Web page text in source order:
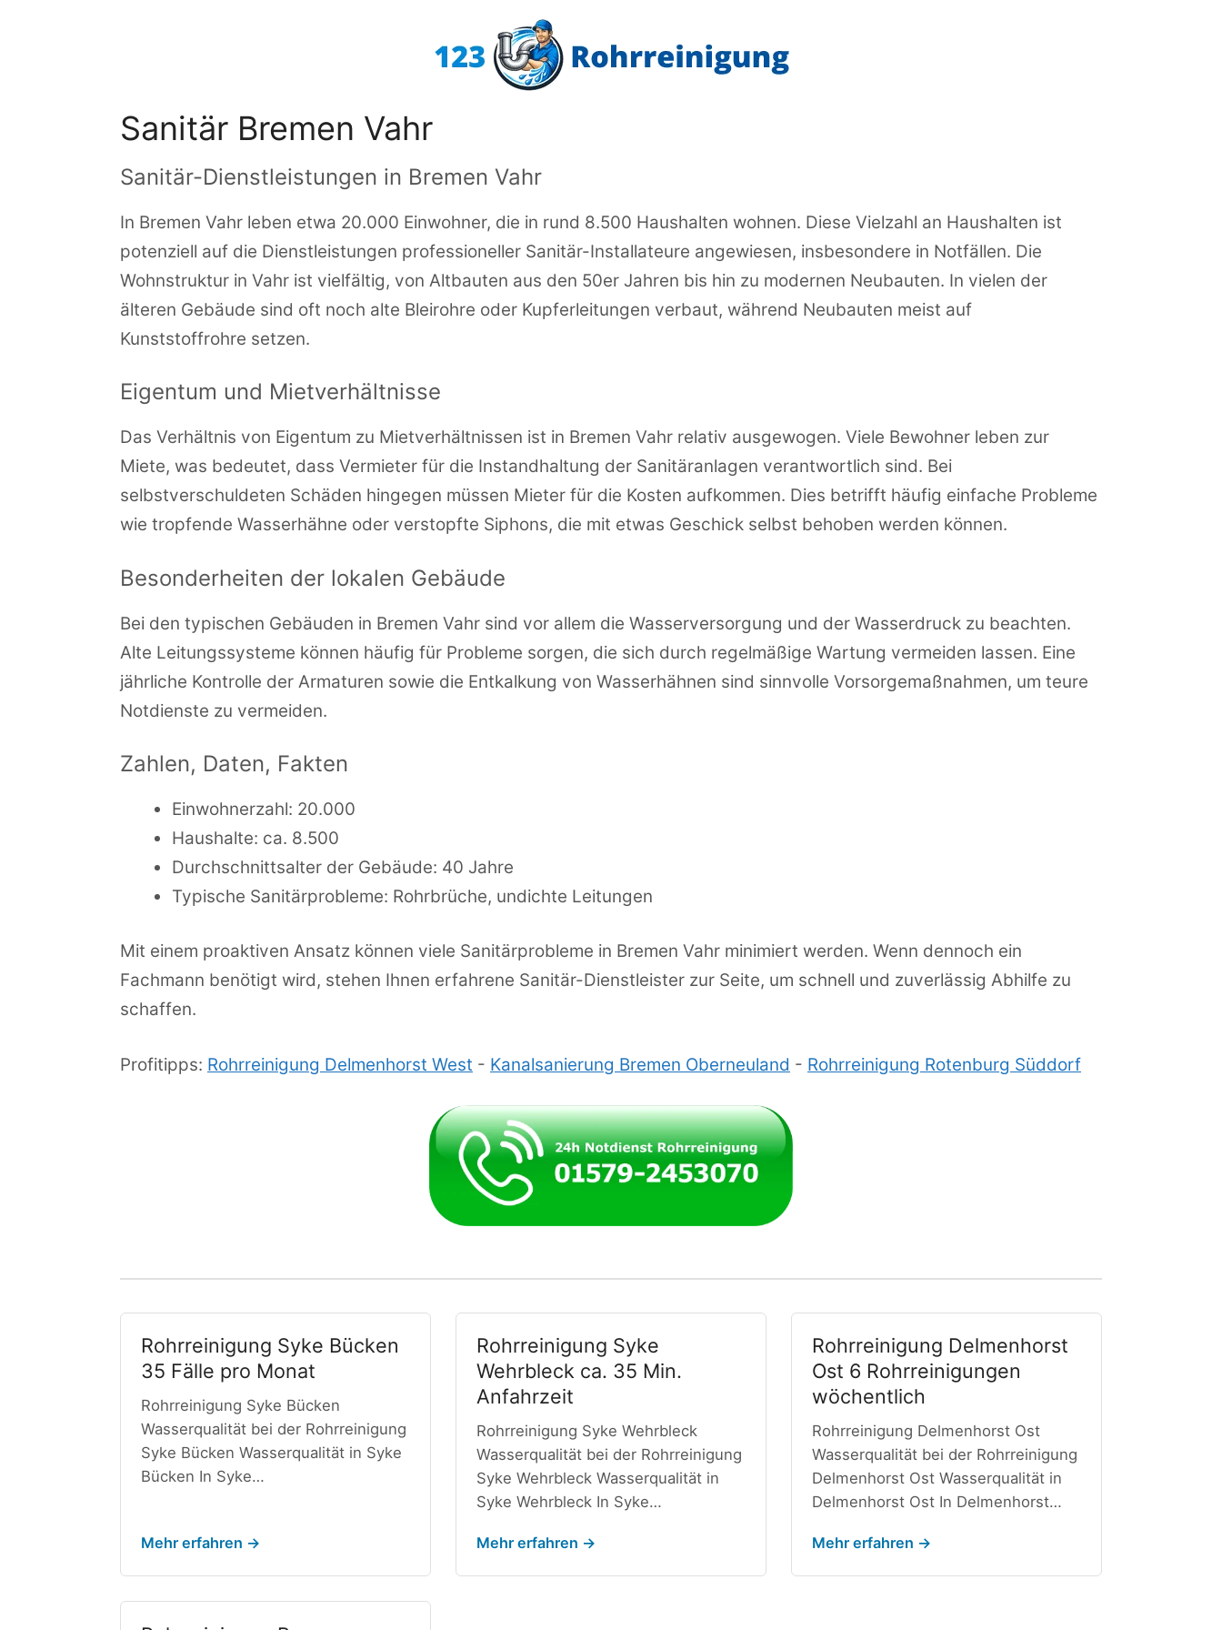
Sanitär Bremen Vahr
Sanitär-Dienstleistungen in Bremen Vahr
In Bremen Vahr leben etwa 20.000 Einwohner, die in rund 8.500 Haushalten wohnen. Diese Vielzahl an Haushalten ist
potenziell auf die Dienstleistungen professioneller Sanitär-Installateure angewiesen, insbesondere in Notfällen. Die
Wohnstruktur in Vahr ist vielfältig, von Altbauten aus den 50er Jahren bis hin zu modernen Neubauten. In vielen der
älteren Gebäude sind oft noch alte Bleirohre oder Kupferleitungen verbaut, während Neubauten meist auf
Kunststoffrohre setzen.
Eigentum und Mietverhältnisse
Das Verhältnis von Eigentum zu Mietverhältnissen ist in Bremen Vahr relativ ausgewogen. Viele Bewohner leben zur
Miete, was bedeutet, dass Vermieter für die Instandhaltung der Sanitäranlagen verantwortlich sind. Bei
selbstverschuldeten Schäden hingegen müssen Mieter für die Kosten aufkommen. Dies betrifft häufig einfache Probleme
wie tropfende Wasserhähne oder verstopfte Siphons, die mit etwas Geschick selbst behoben werden können.
Besonderheiten der lokalen Gebäude
Bei den typischen Gebäuden in Bremen Vahr sind vor allem die Wasserversorgung und der Wasserdruck zu beachten.
Alte Leitungssysteme können häufig für Probleme sorgen, die sich durch regelmäßige Wartung vermeiden lassen. Eine
jährliche Kontrolle der Armaturen sowie die Entkalkung von Wasserhähnen sind sinnvolle Vorsorgemaßnahmen, um teure
Notdienste zu vermeiden.
Zahlen, Daten, Fakten
Einwohnerzahl: 20.000
Haushalte: ca. 8.500
Durchschnittsalter der Gebäude: 40 Jahre
Typische Sanitärprobleme: Rohrbrüche, undichte Leitungen
Mit einem proaktiven Ansatz können viele Sanitärprobleme in Bremen Vahr minimiert werden. Wenn dennoch ein
Fachmann benötigt wird, stehen Ihnen erfahrene Sanitär-Dienstleister zur Seite, um schnell und zuverlässig Abhilfe zu
schaffen.
Profitipps: Rohrreinigung Delmenhorst West - Kanalsanierung Bremen Oberneuland - Rohrreinigung Rotenburg Süddorf
Rohrreinigung Syke Bücken
35 Fälle pro Monat
Rohrreinigung Syke Bücken
Wasserqualität bei der Rohrreinigung
Syke Bücken Wasserqualität in Syke
Bücken In Syke…
Mehr erfahren →
Rohrreinigung Syke
Wehrbleck ca. 35 Min.
Anfahrzeit
Rohrreinigung Syke Wehrbleck
Wasserqualität bei der Rohrreinigung
Syke Wehrbleck Wasserqualität in
Syke Wehrbleck In Syke…
Mehr erfahren →
Rohrreinigung Delmenhorst
Ost 6 Rohrreinigungen
wöchentlich
Rohrreinigung Delmenhorst Ost
Wasserqualität bei der Rohrreinigung
Delmenhorst Ost Wasserqualität in
Delmenhorst Ost In Delmenhorst…
Mehr erfahren →